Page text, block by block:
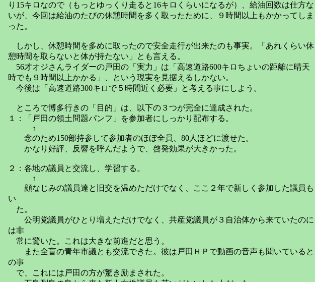
り15キロなので（もっとゆっくり走ると16キロくらいになるが）、給油回数は仕方な
いが、今回は給油のたびの休憩時間を多く取ったために、９時間以上もかかってしま
った。
しかし、休憩時間を多めに取ったので安全走行が出来たのも事実。「あれくらい休
憩時間を取らないと体が持たない」とも言える。
56才オジさんライダーの戸田の「実力」は「高速道路600キロちょいの距離に晴天
時でも９時間以上かかる」、という現実を見据えるしかない。
今後は「高速道路300キロで５時間近く必要」と考える事にしよう。
ところで博多行きの「目的」は、以下の３つが完全に達成された。
１：「戸田の領土問題パンフ」を参加者にしっかり配布する。
↑
念のため150部持参して参加者のほぼ全員、80人ほどに渡せた。
かなり好評、反響を呼んだようで、啓発効果が大きかった。
２：各地の議員と交流し、学習する。
↑
顔なじみの議員達と旧交を温めただけでなく、ここ２年で新しく参加した議員も
い
た。
公明党議員がひとり増えただけでなく、共産党議員が３自治体から来ていたのに
は非
常に驚いた。これは大きな前進だと思う。
また全盲の青年市議とも交流できた。彼は戸田ＨＰで動画の音声も聞いていると
の事
で、これには戸田の方が驚き励まされた。